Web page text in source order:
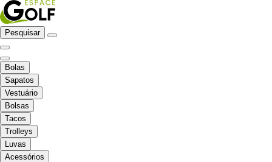
Pesquisar
Bolas
Sapatos
Vestuário
Bolsas
Tacos
Trolleys
Luvas
Acessórios